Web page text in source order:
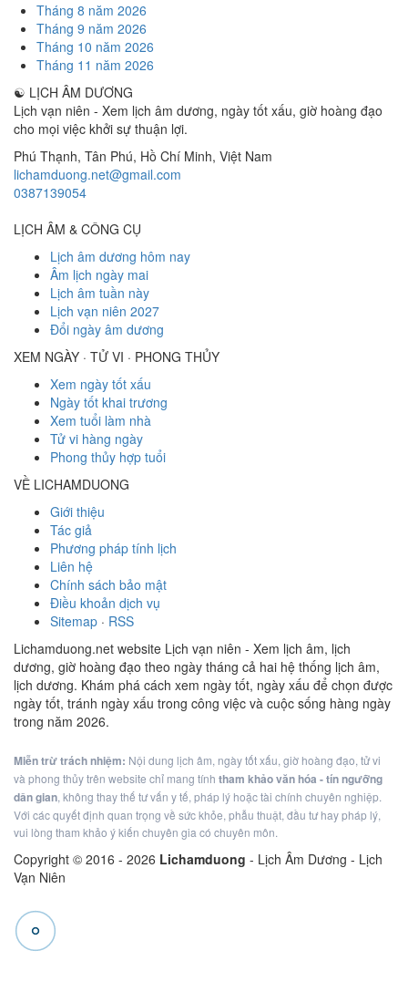
Tháng 8 năm 2026
Tháng 9 năm 2026
Tháng 10 năm 2026
Tháng 11 năm 2026
☯ LỊCH ÂM DƯƠNG
Lịch vạn niên - Xem lịch âm dương, ngày tốt xấu, giờ hoàng đạo
cho mọi việc khởi sự thuận lợi.
Phú Thạnh, Tân Phú, Hồ Chí Minh, Việt Nam
lichamduong.net@gmail.com
0387139054
LỊCH ÂM & CÔNG CỤ
Lịch âm dương hôm nay
Âm lịch ngày mai
Lịch âm tuần này
Lịch vạn niên 2027
Đổi ngày âm dương
XEM NGÀY · TỬ VI · PHONG THỦY
Xem ngày tốt xấu
Ngày tốt khai trương
Xem tuổi làm nhà
Tử vi hàng ngày
Phong thủy hợp tuổi
VỀ LICHAMDUONG
Giới thiệu
Tác giả
Phương pháp tính lịch
Liên hệ
Chính sách bảo mật
Điều khoản dịch vụ
Sitemap · RSS
Lichamduong.net website Lịch vạn niên - Xem lịch âm, lịch
dương, giờ hoàng đạo theo ngày tháng cả hai hệ thống lịch âm,
lịch dương. Khám phá cách xem ngày tốt, ngày xấu để chọn được
ngày tốt, tránh ngày xấu trong công việc và cuộc sống hàng ngày
trong năm 2026.
Miễn trừ trách nhiệm: Nội dung lịch âm, ngày tốt xấu, giờ hoàng đạo, tử vi
và phong thủy trên website chỉ mang tính tham khảo văn hóa - tín ngưỡng
dân gian, không thay thế tư vấn y tế, pháp lý hoặc tài chính chuyên nghiệp.
Với các quyết định quan trọng về sức khỏe, phẫu thuật, đầu tư hay pháp lý,
vui lòng tham khảo ý kiến chuyên gia có chuyên môn.
Copyright © 2016 - 2026 Lichamduong - Lịch Âm Dương - Lịch
Vạn Niên